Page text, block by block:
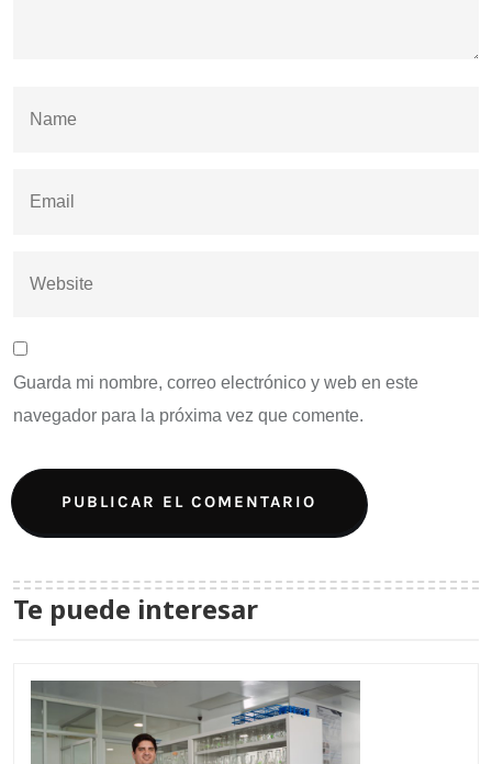
Guarda mi nombre, correo electrónico y web en este
navegador para la próxima vez que comente.
Te puede interesar